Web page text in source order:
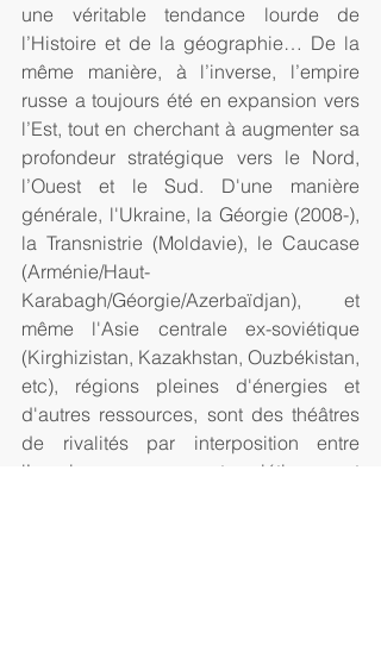
une véritable tendance lourde de
l’Histoire et de la géographie… De la
même manière, à l’inverse, l’empire
russe a toujours été en expansion vers
l’Est, tout en cherchant à augmenter sa
profondeur stratégique vers le Nord,
l’Ouest et le Sud. D'une manière
générale, l'Ukraine, la Géorgie (2008-),
la Transnistrie (Moldavie), le Caucase
(Arménie/Haut-
Karabagh/Géorgie/Azerbaïdjan), et
même l'Asie centrale ex-soviétique
(Kirghizistan, Kazakhstan, Ouzbékistan,
etc), régions pleines d'énergies et
d'autres ressources, sont des théâtres
de rivalités par interposition entre
l’empire russe post-soviétique et